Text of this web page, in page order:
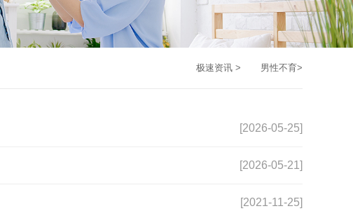
极速资讯 > 男性不育>
[2026-05-25]
[2026-05-21]
[2021-11-25]